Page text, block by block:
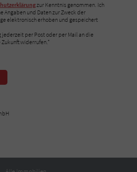
zur Kenntnis genommen. Ich
Angaben und Daten zur Zweck der
elektronisch erhoben und gespeichert
jederzeit per Post oder per Mail an die
widerrufen.*